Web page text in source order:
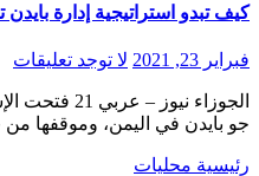
كيف تبدو استراتيجية إدارة بايدن
فبراير 23, 2021 لا توجد تعليقات
جو بايدن في اليمن، وموقفها
رئيسية محليات